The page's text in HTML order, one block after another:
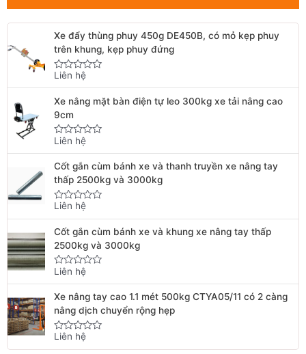
Xe đẩy thùng phuy 450g DE450B, có mỏ kẹp phuy
trên khung, kẹp phuy đứng
Rated
0
of
5
Liên hệ
Xe nâng mặt bàn điện tự leo 300kg xe tải nâng cao
9cm
Rated
0
out
of
5
Liên hệ
Cốt gắn cùm bánh xe và thanh truyền xe nâng tay
thấp 2500kg và 3000kg
Rated
0
out
of
5
Liên hệ
Cốt gắn cùm bánh xe và khung xe nâng tay thấp
2500kg và 3000kg
Rated
0
of
5
Liên hệ
Xe nâng tay cao 1.1 mét 500kg CTYA05/11 có 2 càng
nâng dịch chuyển rộng hẹp
Rated
0
Liên hệ